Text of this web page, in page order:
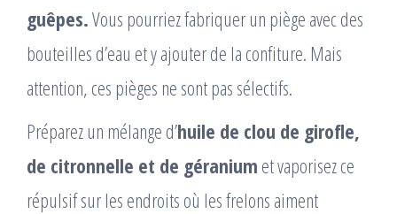
guêpes.Vous pourriez fabriquer un piège avec des
bouteilles d’eau et y ajouter de la confiture. Mais
attention, ces pièges ne sont pas sélectifs.
Préparez un mélange d’huile de clou de girofle,
de citronnelle et de géranium et vaporisez ce
répulsif sur les endroits où les frelons aiment